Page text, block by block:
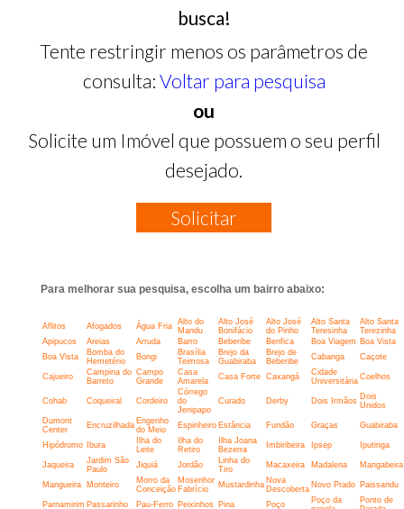
busca!
Tente restringir menos os parâmetros de
consulta: Voltar para pesquisa
ou
Solicite um Imóvel que possuem o seu perfil
desejado.
Solicitar
Para melhorar sua pesquisa, escolha um bairro abaixo:
Aflitos Afogados Água Fria
Alto do
Mandu
Alto José
Bonifácio
Alto José
do Pinho
Alto Santa
Teresinha
Alto Santa
Terezinha
Apipucos
Areias Arruda Barro Beberibe Benfica Boa Viagem Boa Vista
Boa Vista
Bomba do
Hemetério
Bongi
Brasília
Teimosa
Brejo da
Guabiraba
Brejo de
Beberibe
Cabanga Caçote
Cajueiro
Campina do
Barreto
Campo
Grande
Casa
Amarela
Casa Forte Caxangá
Cidade
Universitária Coelhos
Cohab Coqueiral Cordeiro
Córrego
do
Jenipapo
Curado Derby Dois Irmãos Dois
Unidos
Dumont
Center
Encruzilhada Engenho
do Meio
Espinheiro Estância Fundão Graças Guabiraba
Hipódromo Ibura
Ilha do
Leite
Ilha do
Retiro
Ilha Joana
Bezerra
Imbiribeira Ipsep Iputinga
Jaqueira
Jardim São
Paulo
Jiquiá Jordão
Linha do
Tiro
Macaxeira Madalena Mangabeira
Mangueira Monteiro
Morro da
Conceição
Mosenhor
Fabrício
Mustardinha Nova
Descoberta Novo Prado Paissandu
Parnamirim Passarinho Pau-Ferro Peixinhos Pina Poço
Poço da
Ponto de